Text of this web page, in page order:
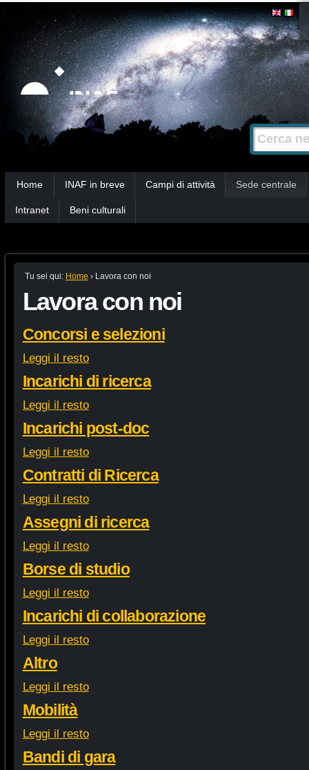
Strumenti
personali
Salta
contenuti.
|
Salta
alla
navigazione
Cerca nel
Ricerca
avanzata…
Home INAF in breve Campi di attività Sede centrale
Intranet Beni culturali
Tu sei qui: Home › Lavora con noi
Lavora con noi
Concorsi e selezioni
Leggi il resto
Incarichi di ricerca
Leggi il resto
Incarichi post-doc
Leggi il resto
Contratti di Ricerca
Leggi il resto
Assegni di ricerca
Leggi il resto
Borse di studio
Leggi il resto
Incarichi di collaborazione
Leggi il resto
Altro
Leggi il resto
Mobilità
Leggi il resto
Bandi di gara